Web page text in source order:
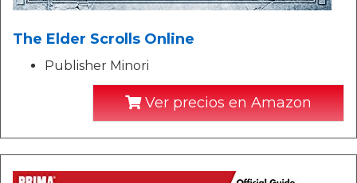
The Elder Scrolls Online
Publisher Minori
Ver precios en Amazon